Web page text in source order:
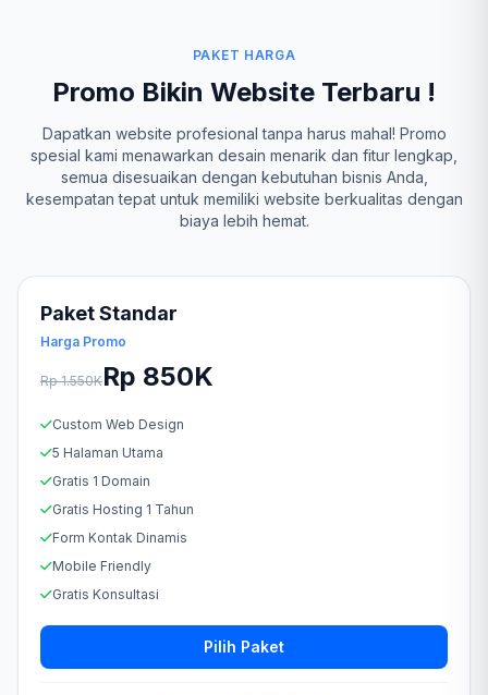
PAKET HARGA
Promo Bikin Website Terbaru !
Dapatkan website profesional tanpa harus mahal! Promo
spesial kami menawarkan desain menarik dan fitur lengkap,
semua disesuaikan dengan kebutuhan bisnis Anda,
kesempatan tepat untuk memiliki website berkualitas dengan
biaya lebih hemat.
Paket Standar
Harga Promo
Rp 1.550KRp 850K
Custom Web Design
5 Halaman Utama
Gratis 1 Domain
Gratis Hosting 1 Tahun
Form Kontak Dinamis
Mobile Friendly
Gratis Konsultasi
Pilih Paket